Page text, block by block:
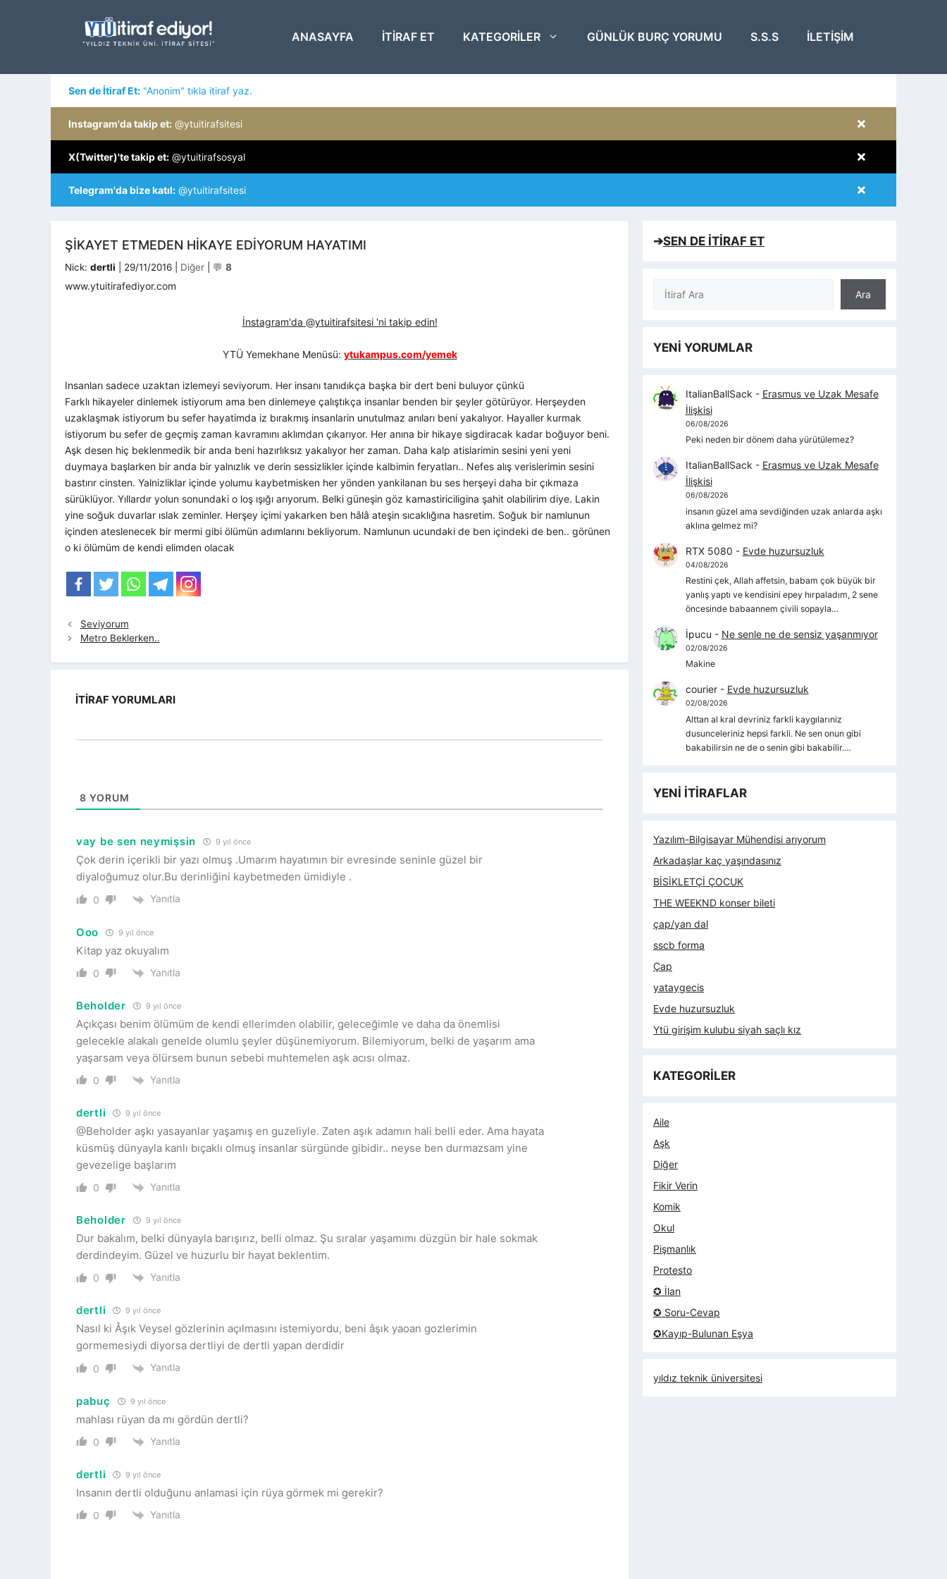
ANASAYFA ITIRAF ET KATEGORILER GÜNLÜK BURÇ YORUMU S.S.S İLETIŞIM
Sen de İtiraf Et: "Anonim" tıkla itiraf yaz.
×
Instagram'da takip et: @ytuitirafsitesi
×
X(Twitter)'te takip et: @ytuitirafsosyal
×
Telegram'da bize katıl: @ytuitirafsitesi
ŞIKAYET ETMEDEN HIKAYE EDIYORUM HAYATIMI
Nick: dertli 29/11/2016 Kategoriler
Diğer 💬 8
www.ytuitirafediyor.com
İnstagram'da @ytuitirafsitesi 'ni takip edin!
YTÜ Yemekhane Menüsü: ytukampus.com/yemek
Insanları sadece uzaktan izlemeyi seviyorum. Her insanı tanıdıkça başka bir dert beni buluyor çünkü
Farklı hikayeler dinlemek istiyorum ama ben dinlemeye çalıştıkça insanlar benden bir şeyler götürüyor. Herşeyden
uzaklaşmak istiyorum bu sefer hayatimda iz bırakmış insanlarin unutulmaz anıları beni yakalıyor. Hayaller kurmak
istiyorum bu sefer de geçmiş zaman kavramını aklımdan çıkarıyor. Her anına bir hikaye sigdiracak kadar boğuyor beni.
Aşk desen hiç beklenmedik bir anda beni hazırlıksız yakalıyor her zaman. Daha kalp atislarimin sesini yeni yeni
duymaya başlarken bir anda bir yalnızlık ve derin sessizlikler içinde kalbimin feryatları.. Nefes alış verislerimin sesini
bastırır cinsten. Yalnizliklar içinde yolumu kaybetmisken her yönden yankilanan bu ses herşeyi daha bir çıkmaza
sürüklüyor. Yıllardır yolun sonundaki o loş ışığı arıyorum. Belki güneşin göz kamastiriciligina şahit olabilirim diye. Lakin
yine soğuk duvarlar ıslak zeminler. Herşey içimi yakarken ben hâlâ ateşin sıcaklığına hasretim. Soğuk bir namlunun
içinden ateslenecek bir mermi gibi ölümün adımlarını bekliyorum. Namlunun ucundaki de ben içindeki de ben.. görünen
o ki ölümüm de kendi elimden olacak
Seviyorum
Metro Beklerken..
İTIRAF YORUMLARI
8 YORUM
vay be sen neymişsin 9 yıl önce
Çok derin içerikli bir yazı olmuş .Umarım hayatımın bir evresinde seninle güzel bir
diyaloğumuz olur.Bu derinliğini kaybetmeden ümidiyle .
0 Yanıtla
Ooo 9 yıl önce
Kitap yaz okuyalım
0 Yanıtla
Beholder 9 yıl önce
Açıkçası benim ölümüm de kendi ellerimden olabilir, geleceğimle ve daha da önemlisi
gelecekle alakalı genelde olumlu şeyler düşünemiyorum. Bilemiyorum, belki de yaşarım ama
yaşarsam veya ölürsem bunun sebebi muhtemelen aşk acısı olmaz.
0 Yanıtla
dertli 9 yıl önce
@Beholder aşkı yasayanlar yaşamış en guzeliyle. Zaten aşık adamın hali belli eder. Ama hayata
küsmüş dünyayla kanlı bıçaklı olmuş insanlar sürgünde gibidir.. neyse ben durmazsam yine
gevezelige başlarım
0 Yanıtla
Beholder 9 yıl önce
Dur bakalım, belki dünyayla barışırız, belli olmaz. Şu sıralar yaşamımı düzgün bir hale sokmak
derdindeyim. Güzel ve huzurlu bir hayat beklentim.
0 Yanıtla
dertli 9 yıl önce
Nasıl ki Âşık Veysel gözlerinin açılmasını istemiyordu, beni âşık yaoan gozlerimin
gormemesiydi diyorsa dertliyi de dertli yapan derdidir
0 Yanıtla
pabuç 9 yıl önce
mahlası rüyan da mı gördün dertli?
0 Yanıtla
dertli 9 yıl önce
Insanın dertli olduğunu anlamasi için rüya görmek mi gerekir?
0 Yanıtla
➔SEN DE İTİRAF ET
Ara
Ara
YENİ YORUMLAR
ItalianBallSack - Erasmus ve Uzak Mesafe
İlişkisi
06/08/2026
Peki neden bir dönem daha yürütülemez?
ItalianBallSack - Erasmus ve Uzak Mesafe
İlişkisi
06/08/2026
insanın güzel ama sevdiğinden uzak anlarda aşkı
aklına gelmez mi?
RTX 5080 - Evde huzursuzluk
04/08/2026
Restini çek, Allah affetsin, babam çok büyük bir
yanlış yaptı ve kendisini epey hırpaladım, 2 sene
öncesinde babaannem çivili sopayla…
İpucu - Ne senle ne de sensiz yaşanmıyor
02/08/2026
Makine
courier- Evde huzursuzluk
02/08/2026
Alttan al kral devriniz farkli kaygılarıniz
dusunceleriniz hepsi farkli. Ne sen onun gibi
bakabilirsin ne de o senin gibi bakabilir.…
YENİ İTİRAFLAR
Yazılım-Bilgisayar Mühendisi arıyorum
Arkadaşlar kaç yaşındasınız
BİSİKLETÇİ ÇOCUK
THE WEEKND konser bileti
çap/yan dal
sscb forma
Çap
yataygecis
Evde huzursuzluk
Ytü girişim kulubu siyah saçlı kız
KATEGORİLER
Aile
Aşk
Diğer
Fikir Verin
Komik
Okul
Pişmanlık
Protesto
✪ İlan
✪ Soru-Cevap
✪Kayıp-Bulunan Eşya
yıldız teknik üniversitesi